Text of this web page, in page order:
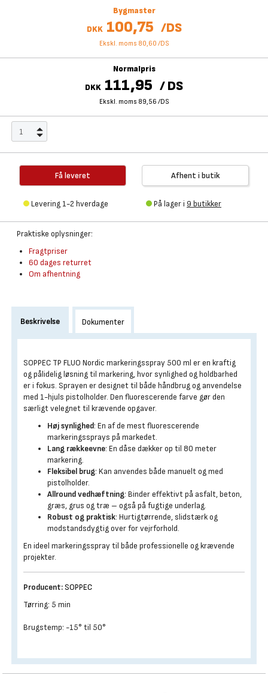
Bygmaster
DKK 100,75 /DS
Ekskl. moms 80,60 /DS
Normalpris
DKK 111,95 /DS
Ekskl. moms 89,56 /DS
Få leveret
Levering 1-2 hverdage
Afhent i butik
På lager i 9 butikker
Praktiske oplysninger:
Fragtpriser
60 dages returret
Om afhentning
Beskrivelse Dokumenter
SOPPEC TP FLUO Nordic markeringsspray 500 ml er en kraftig
og pålidelig løsning til markering, hvor synlighed og holdbarhed
er i fokus. Sprayen er designet til både håndbrug og anvendelse
med 1-hjuls pistolholder. Den fluorescerende farve gør den
særligt velegnet til krævende opgaver.
Høj synlighed: En af de mest fluorescerende
markeringssprays på markedet.
Lang rækkeevne: En dåse dækker op til 80 meter
markering.
Fleksibel brug: Kan anvendes både manuelt og med
pistolholder.
Allround vedhæftning: Binder effektivt på asfalt, beton,
græs, grus og træ – også på fugtige underlag.
Robust og praktisk: Hurtigtørrende, slidstærk og
modstandsdygtig over for vejrforhold.
En ideel markeringsspray til både professionelle og krævende
projekter.
Producent: SOPPEC
Tørring: 5 min
Brugstemp: -15° til 50°